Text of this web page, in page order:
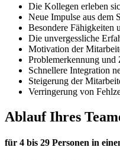
Die Kollegen erleben
Neue Impulse aus dem
Besondere Fähigkeiten
Die unvergessliche
Motivation der
Problemerkennung und
Schnellere Integration
Steigerung der
Verringerung von
Ablauf Ihres
für 4 bis 29 Personen in